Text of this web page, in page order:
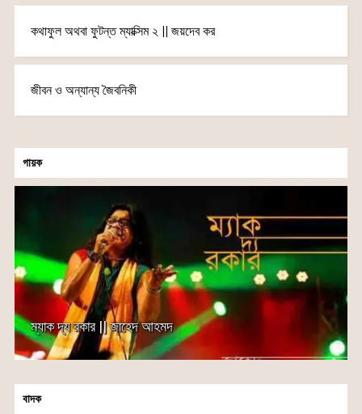
কথাফুল অথবা ফুটন্ত ম্যাক্সিম ২ || জয়দেব কর
জীবন ও অন্যান্য জৈবনিকী
গায়ক
ম্যাক দ্য রকার || জাহেদ আহমদ
বাদক